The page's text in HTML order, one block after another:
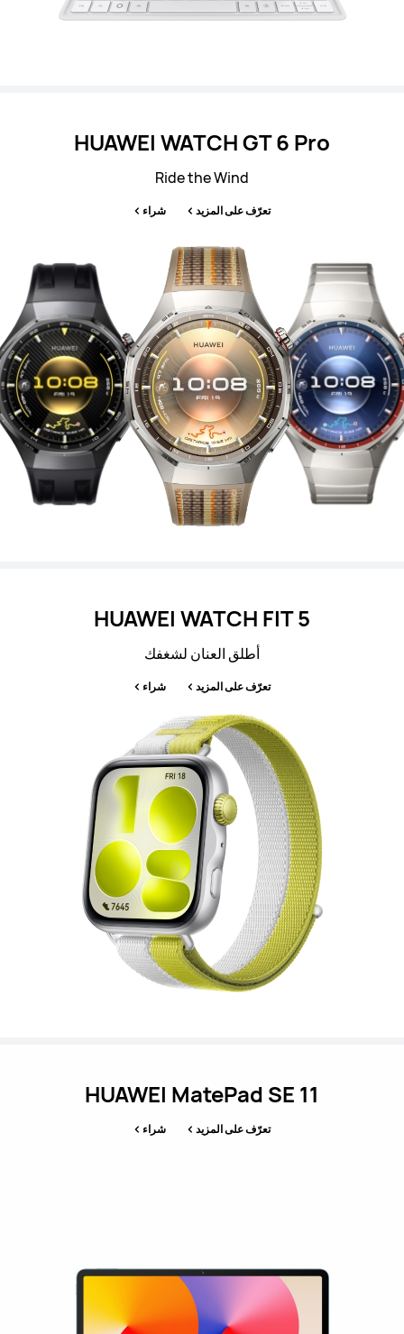
HUAWEI WATCH GT 6 Pro
Ride the Wind
تعرّف على المزيد شراء
HUAWEI WATCH FIT 5
أطلق العنان لشغفك
تعرّف على المزيد شراء
HUAWEI MatePad SE 11
تعرّف على المزيد شراء